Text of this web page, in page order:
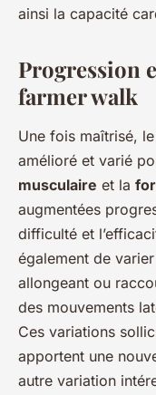
ainsi la capacité
Progression
farmer walk
Une fois maîtrisé, le
amélioré et varié
musculaire et la
augmentées
difficulté et
également de
allongeant ou
des mouvements
Ces variations
apportent une
autre variation